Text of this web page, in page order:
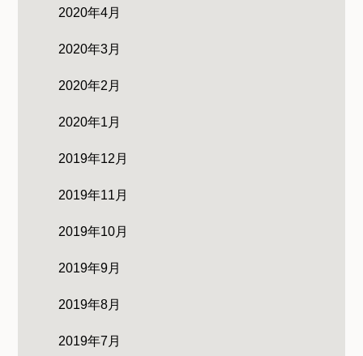
2020年4月
2020年3月
2020年2月
2020年1月
2019年12月
2019年11月
2019年10月
2019年9月
2019年8月
2019年7月